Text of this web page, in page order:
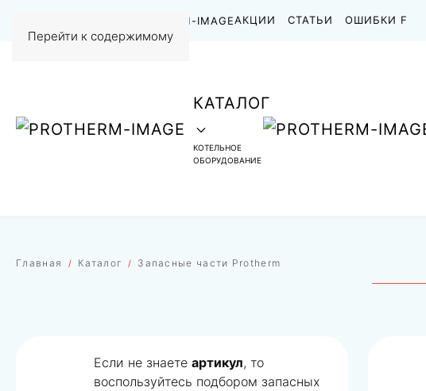
Перейти к содержимому
АКЦИИ СТАТЬИ ОШИБКИ F
КАТАЛОГ
КОТЕЛЬНОЕ
ОБОРУДОВАНИЕ
Главная Каталог Запасные части Protherm
Если не знаетеартикул, то
воспользуйтесь подбором запасных